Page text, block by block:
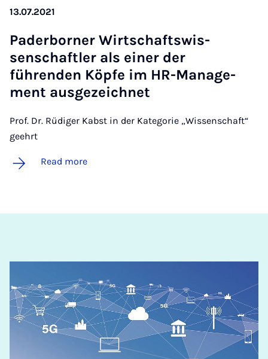
13.07.2021
Pader­borner Wirtschaft­swis­
senschaftler als ein­er der
führenden Köpfe im HR-Man­age­
ment aus­gezeich­net
Prof. Dr. Rüdiger Kabst in der Kategorie „Wissenschaft“
geehrt
Read more